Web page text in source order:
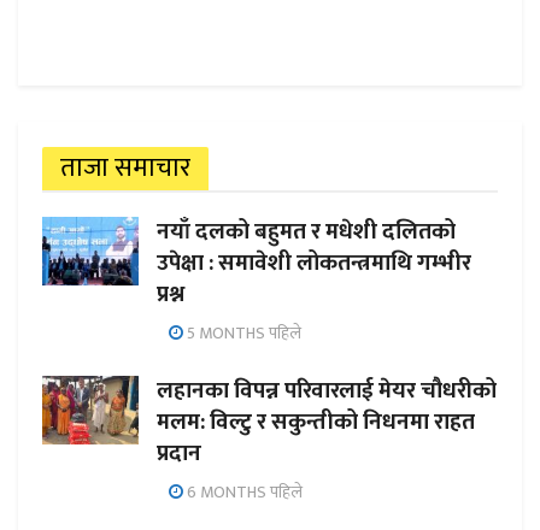
ताजा समाचार
नयाँ दलको बहुमत र मधेशी दलितको
उपेक्षा : समावेशी लोकतन्त्रमाथि गम्भीर
प्रश्न
5 MONTHS पहिले
लहानका विपन्न परिवारलाई मेयर चौधरीको
मलम: विल्टु र सकुन्तीको निधनमा राहत
प्रदान
6 MONTHS पहिले